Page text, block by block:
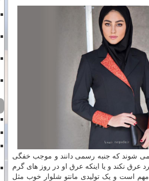
می شوند که جنبه رسمی دانند و موجب خفگی
عرق نکند و یا اینکه عرق او در روز های گرم
مهم است و یک تولیدی مانتو شلوار خوب مثل